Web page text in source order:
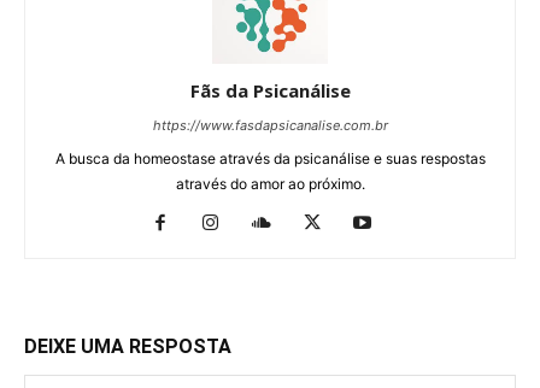
Fãs da Psicanálise
https://www.fasdapsicanalise.com.br
A busca da homeostase através da psicanálise e suas respostas
através do amor ao próximo.
DEIXE UMA RESPOSTA